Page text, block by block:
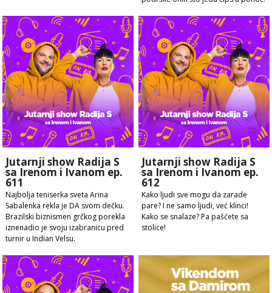
Jutarnji show Radija S
sa Irenom i Ivanom ep.
611
Najbolja teniserka sveta Arina
Sabalenka rekla je DA svom dečku.
Brazilski biznismen grčkog porekla
iznenadio je svoju izabranicu pred
turnir u Indian Velsu.
Jutarnji show Radija S
sa Irenom i Ivanom ep.
612
Kako ljudi sve mogu da zarade
pare? I ne samo ljudi, već klinci!
Kako se snalaze? Pa pašćete sa
stolice!